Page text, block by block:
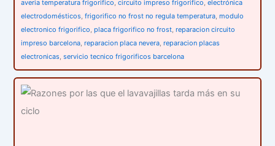
averia temperatura frigorifico,circuito impreso frigorifico,electrónica
electrodomésticos,frigorifico no frost no regula temperatura,modulo
electronico frigorifico,placa frigorifico no frost,reparacion circuito
impreso barcelona,reparacion placa nevera,reparacion placas
electronicas,servicio tecnico frigorificos barcelona